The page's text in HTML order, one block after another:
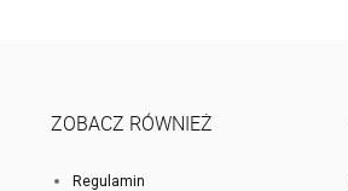
ZOBACZ RÓWNIEŻ
Regulamin